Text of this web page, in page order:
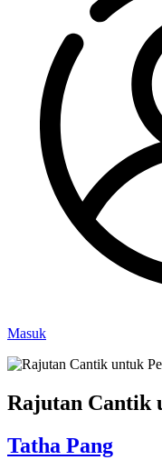
Masuk
Rajutan Cantik
Tatha Pang